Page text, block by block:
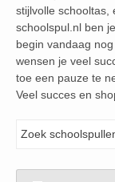
stijlvolle schooltas,
schoolspul.nl ben
begin vandaag
wensen je veel
toe een pauze te
Veel succes en